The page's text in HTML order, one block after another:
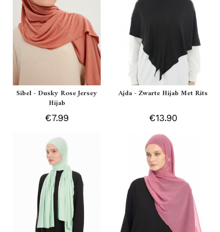
Sibel - Dusky Rose Jersey
Hijab
€7.99
Ajda - Zwarte Hijab Met Rits
€13.90